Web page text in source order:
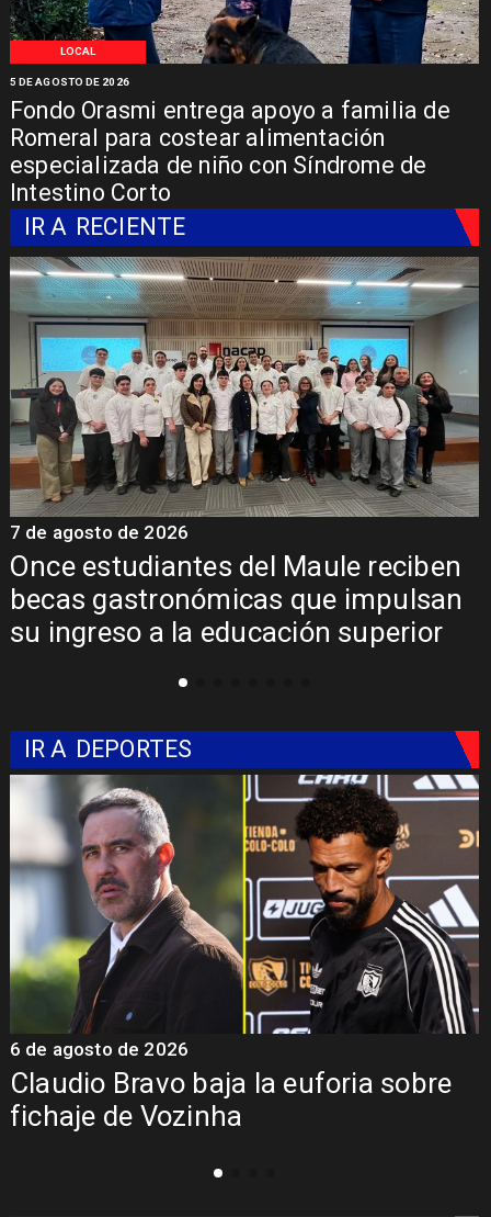
LOCAL
Fondo Orasmi entrega apoyo a familia de
Romeral para costear alimentación
especializada de niño con Síndrome de
Intestino Corto
5 DE AGOSTO DE 2026
IR A RECIENTE
Once estudiantes del Maule reciben
becas gastronómicas que impulsan
su ingreso a la educación superior
7 de agosto de 2026
IR A DEPORTES
Claudio Bravo baja la euforia sobre
fichaje de Vozinha
6 de agosto de 2026